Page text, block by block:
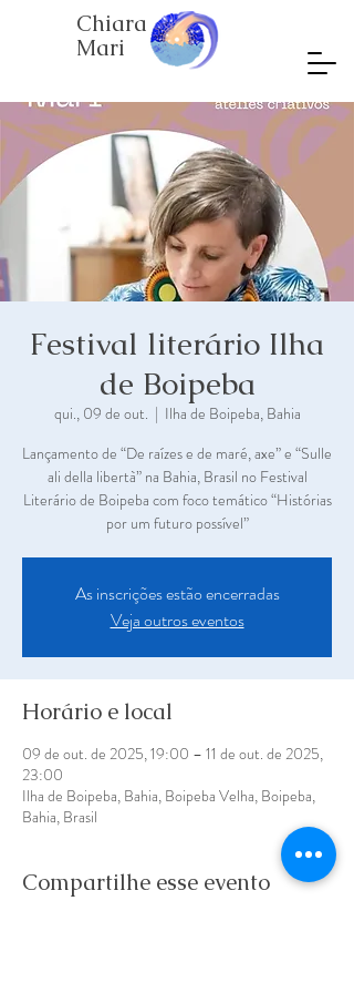
Chiara
Mari
Festival literário Ilha
de Boipeba
qui., 09 de out.
  |
Ilha de Boipeba, Bahia
Lançamento de “De raízes e de maré, axe” e “Sulle
ali della libertà” na Bahia, Brasil no Festival
Literário de Boipeba com foco temático “Histórias
por um futuro possível”
As inscrições estão encerradas
Veja outros eventos
Horário e local
09 de out. de 2025, 19:00 – 11 de out. de 2025,
23:00
Ilha de Boipeba, Bahia, Boipeba Velha, Boipeba,
Bahia, Brasil
Compartilhe esse evento